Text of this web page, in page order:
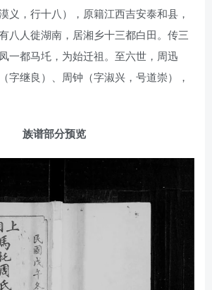
义，行十八），原籍江西吉安泰和县，
八人徙湖南，居湘乡十三都白田。传三
一都马圫，为始迁祖。至六世，周迅
字继良）、周钟（字淑兴，号道崇），
族谱部分预览